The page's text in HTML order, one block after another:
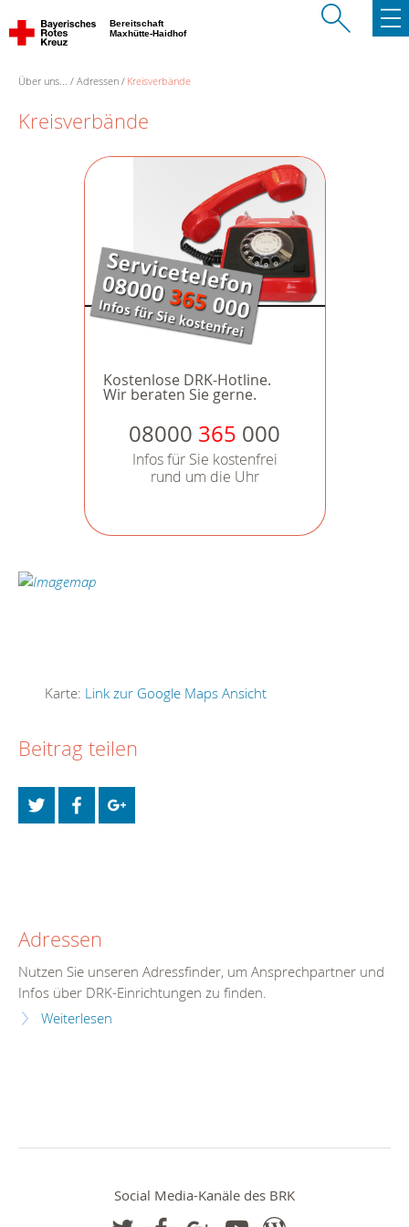
Bereitschaft
Maxhütte-Haidhof
Über uns... Adressen Kreisverbände
Kreisverbände
Kostenlose DRK-Hotline.
Wir beraten Sie gerne.
08000 365 000
Infos für Sie kostenfrei
rund um die Uhr
Karte: Link zur Google Maps Ansicht
Beitrag teilen
Adressen
Nutzen Sie unseren Adressfinder, um Ansprechpartner und
Infos über DRK-Einrichtungen zu finden.
Weiterlesen
Social Media-Kanäle des BRK